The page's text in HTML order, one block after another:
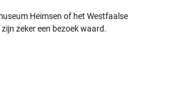
Heimsen of het Westfaalse
zeker een bezoek waard.